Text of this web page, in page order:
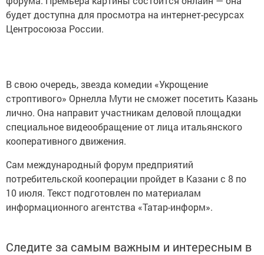
будет доступна для просмотра на интернет-ресурсах
Центросоюза России.
В свою очередь, звезда комедии «Укрощение
строптивого» Орнелла Мути не сможет посетить Казань
лично. Она направит участникам деловой площадки
специальное видеообращение от лица итальянского
кооперативного движения.
Сам международный форум предприятий
потребительской кооперации пройдет в Казани с 8 по
10 июля. Текст подготовлен по материалам
информационного агентства «Татар-информ».
Следите за самым важным и интересным в